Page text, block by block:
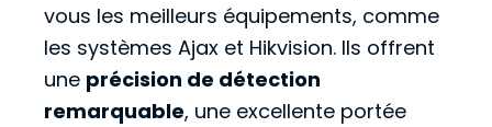
vous les meilleurs équipements, comme
les systèmes Ajax et Hikvision. Ils offrent
une précision de détection
remarquable, une excellente portée